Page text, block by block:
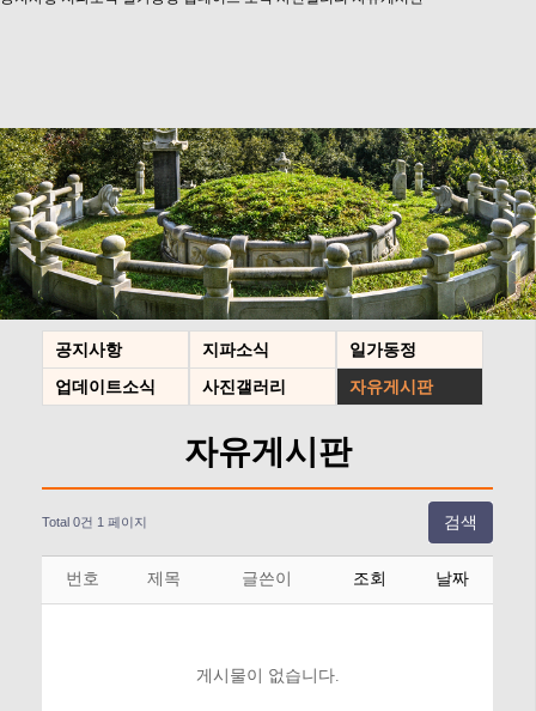
공지사항 지파소식
일가동정
업데이트소식
사진갤러리 자유게시판
자유게시판
Total 0건 1 페이지 검색
번호 제목 글쓴이 조회 날짜
게시물이 없습니다.